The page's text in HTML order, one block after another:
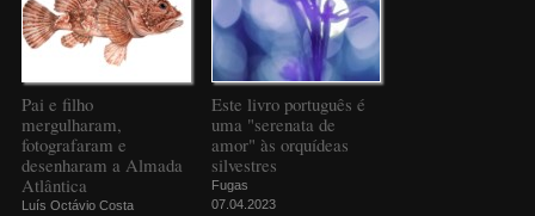
Pai e filho
mergulharam,
fotografaram e
desenharam a Almada
Atlântica
Luís Octávio Costa
Este livro português é
uma "serenata de
amor" às orquídeas
silvestres
Fugas
07.04.2023